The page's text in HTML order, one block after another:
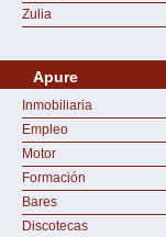
Zulia
Apure
Inmobiliaria
Empleo
Motor
Formación
Bares
Discotecas